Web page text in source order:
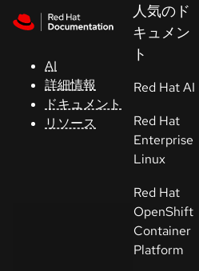
AI
詳細情報
ドキュメント
リソース
ト
コ
ン
ソ
ー
開
人気のド
キュメン
ト
Red Hat AI
Red Hat
Enterprise
Linux
Red Hat
OpenShift
Container
Platform